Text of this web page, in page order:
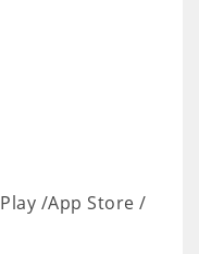
/App Store /